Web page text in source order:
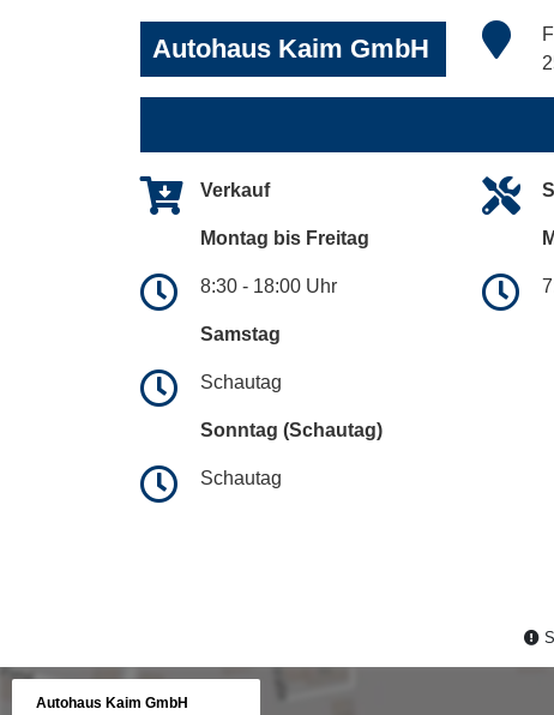
Autohaus Kaim GmbH
Verkauf
Montag bis Freitag
8:30 - 18:00 Uhr
Samstag
Schautag
Sonntag (Schautag)
Schautag
Autohaus Kaim GmbH